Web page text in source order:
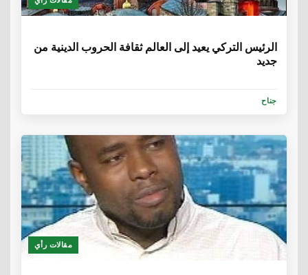
الرئيس التركي يعيد إلى العالم ثقافة الحروب الدينية من
جديد
جناح
مقالات رأي